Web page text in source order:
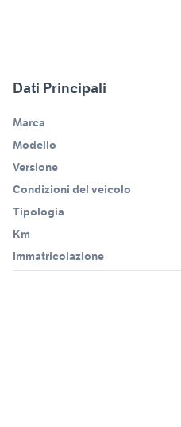
Dati Principali
Marca
Modello
Versione
Condizioni del veicolo
Tipologia
Km
Immatricolazione